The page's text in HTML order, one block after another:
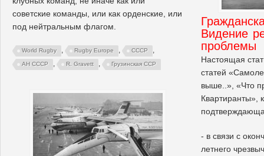
советские команды, или как орденские, или
под нейтральным флагом.
World Rugby , Rugby Europe , СССР ,
АН СССР , R. Gravett , Грузинская ССР
Видение
проблемы
Настоящая
статей
выше..», «Что
Квартиранты»,
- в связи с
летнего